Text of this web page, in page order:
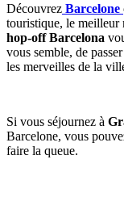
Découvrez Barcelone
touristique, le
hop-off Barcelona
vous semble, de
les merveilles de la
Si vous séjournez à
Barcelone, vous
faire la queue.